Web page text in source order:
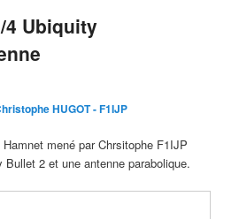
4 Ubiquity
HUGOT - F1IJP
mené par Chrsitophe F1IJP
2 et une antenne parabolique.